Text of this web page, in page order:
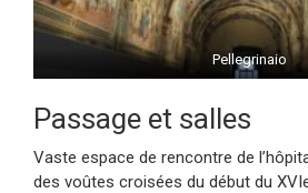
Pellegrinaio
Passage et salles
Vaste espace de rencontre de
des voûtes croisées du début du